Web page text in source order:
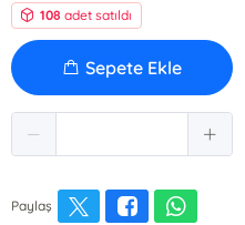
108 adet satıldı
Sepete Ekle
Paylaş